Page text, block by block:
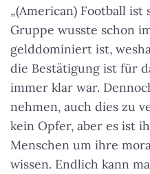
„(American) Football ist
Gruppe wusste schon
gelddominiert ist,
die Bestätigung ist für
immer klar war.
nehmen, auch dies zu
kein Opfer, aber es ist
Menschen um ihre
wissen. Endlich kann